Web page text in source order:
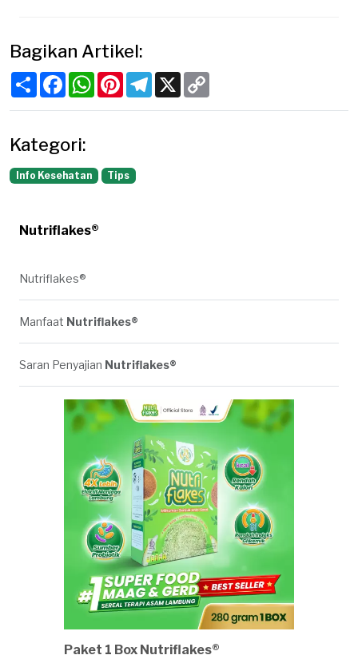
Bagikan Artikel:
ShareFacebookWhatsApp
PinterestTelegram
X
Kategori:
Info Kesehatan Tips
Nutriflakes®
Nutriflakes®
Manfaat Nutriflakes®
Saran Penyajian Nutriflakes®
Paket 1 Box Nutriflakes®